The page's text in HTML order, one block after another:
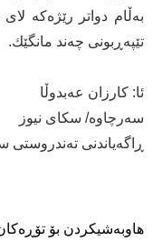
بەڵام دواتر رێژەكە
تێپەڕبونی چەند مانگێك.
ئا: كارزان عەبدوڵا
سەرچاوە/ سكای نیوز
ڕاگەیاندنی تەندروستی
هاوبەشیکردن بۆ